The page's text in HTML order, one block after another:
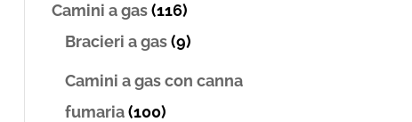
Camini a gas (116)
Bracieri a gas (9)
Camini a gas con canna
fumaria (100)